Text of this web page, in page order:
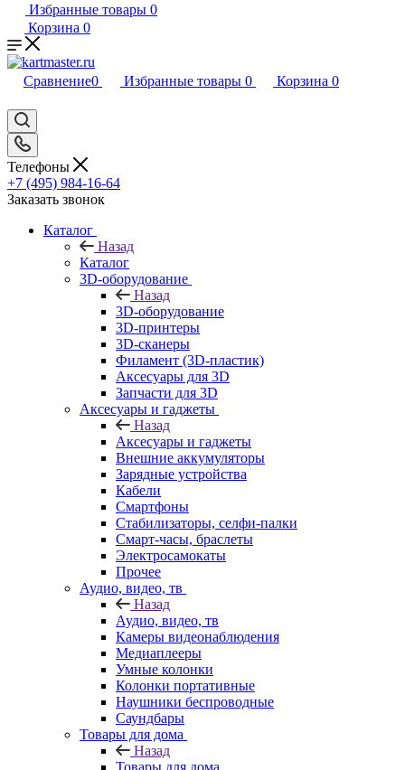
Избранные товары 0
Корзина 0
Сравнение0 Избранные товары 0 Корзина 0
Телефоны
+7 (495) 984-16-64
Заказать звонок
Каталог
Назад
Каталог
3D-оборудование
Назад
3D-оборудование
3D-принтеры
3D-сканеры
Филамент (3D-пластик)
Аксесуары для 3D
Запчасти для 3D
Аксесуары и гаджеты
Назад
Аксесуары и гаджеты
Внешние аккумуляторы
Зарядные устройства
Кабели
Смартфоны
Стабилизаторы, селфи-палки
Смарт-часы, браслеты
Электросамокаты
Прочее
Аудио, видео, тв
Назад
Аудио, видео, тв
Камеры видеонаблюдения
Медиаплееры
Умные колонки
Колонки портативные
Наушники беспроводные
Саундбары
Товары для дома
Назад
Товары для дома